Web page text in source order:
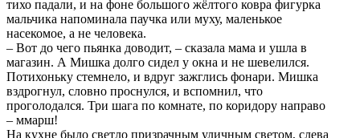
тихо падали, и на фоне большого жёлтого ковра фигурка
мальчика напоминала паучка или муху, маленькое
насекомое, а не человека.
– Вот до чего пьянка доводит, – сказала мама и ушла в
магазин. А Мишка долго сидел у окна и не шевелился.
Потихоньку стемнело, и вдруг зажглись фонари. Мишка
вздрогнул, словно проснулся, и вспомнил, что
проголодался. Три шага по комнате, по коридору направо
– ммарш!
На кухне было светло призрачным уличным светом, слева